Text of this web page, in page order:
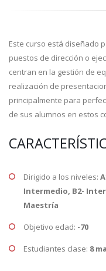
Este curso está diseñado
puestos de dirección o
centran en la gestión de
realización de
principalmente para
de sus alumnos en estos
Dirigido a los niveles:
Intermedio, B2-
Maestría
Objetivo edad: -70
Estudiantes clase: 8